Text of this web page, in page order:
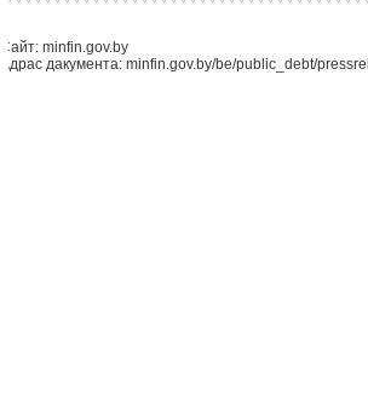
Сайт: minfin.gov.by
Адрас дакумента: minfin.gov.by/be/public_debt/